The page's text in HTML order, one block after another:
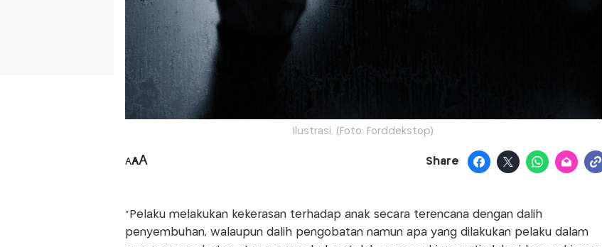
Ilustrasi. (Foto: Forddekstop)
AAA Share
”Pelaku melakukan kekerasan terhadap anak secara terencana dengan dalih
penyembuhan, walaupun dalih pengobatan namun apa yang dilakukan pelaku dalam